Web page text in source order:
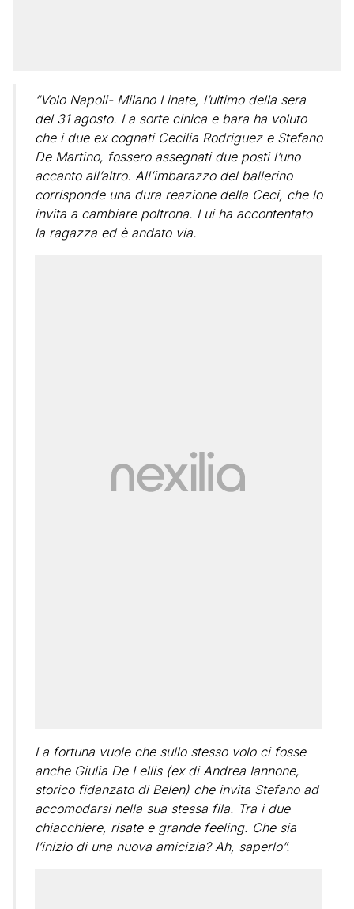
“Volo Napoli- Milano Linate, l’ultimo della sera
del 31 agosto. La sorte cinica e bara ha voluto
che i due ex cognati Cecilia Rodriguez e Stefano
De Martino, fossero assegnati due posti l’uno
accanto all’altro. All’imbarazzo del ballerino
corrisponde una dura reazione della Ceci, che lo
invita a cambiare poltrona. Lui ha accontentato
la ragazza ed è andato via.
La fortuna vuole che sullo stesso volo ci fosse
anche Giulia De Lellis (ex di Andrea Iannone,
storico fidanzato di Belen) che invita Stefano ad
accomodarsi nella sua stessa fila. Tra i due
chiacchiere, risate e grande feeling. Che sia
l’inizio di una nuova amicizia? Ah, saperlo”.